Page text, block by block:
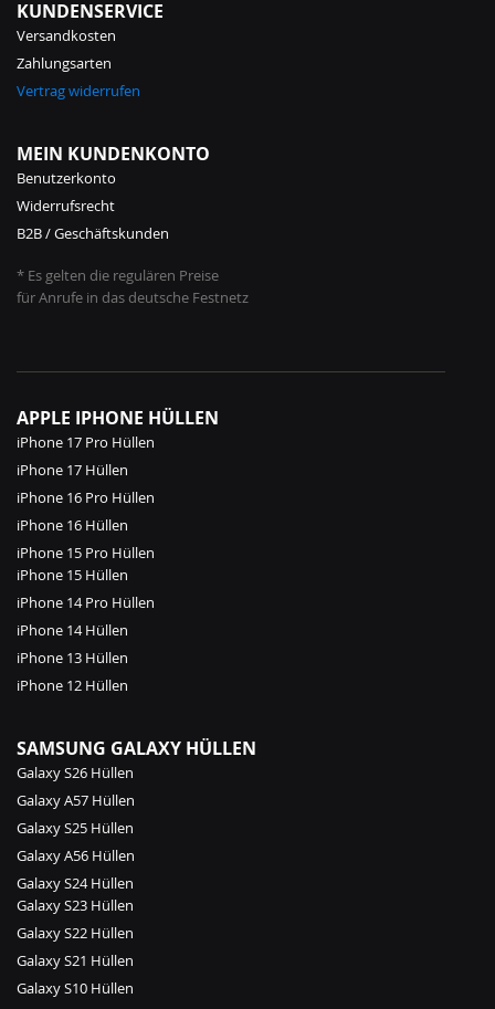
KUNDENSERVICE
Versandkosten
Zahlungsarten
Vertrag widerrufen
MEIN KUNDENKONTO
Benutzerkonto
Widerrufsrecht
B2B / Geschäftskunden
* Es gelten die regulären Preise
für Anrufe in das deutsche Festnetz
APPLE IPHONE HÜLLEN
iPhone 17 Pro Hüllen
iPhone 17 Hüllen
iPhone 16 Pro Hüllen
iPhone 16 Hüllen
iPhone 15 Pro Hüllen
iPhone 15 Hüllen
iPhone 14 Pro Hüllen
iPhone 14 Hüllen
iPhone 13 Hüllen
iPhone 12 Hüllen
SAMSUNG GALAXY HÜLLEN
Galaxy S26 Hüllen
Galaxy A57 Hüllen
Galaxy S25 Hüllen
Galaxy A56 Hüllen
Galaxy S24 Hüllen
Galaxy S23 Hüllen
Galaxy S22 Hüllen
Galaxy S21 Hüllen
Galaxy S10 Hüllen